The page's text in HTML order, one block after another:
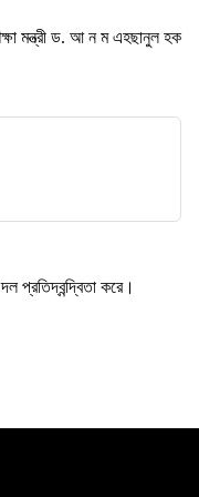
মন্ত্রী ড. আ ন ম এহছানুল হক
প্রতিদ্বন্দ্বিতা করে।